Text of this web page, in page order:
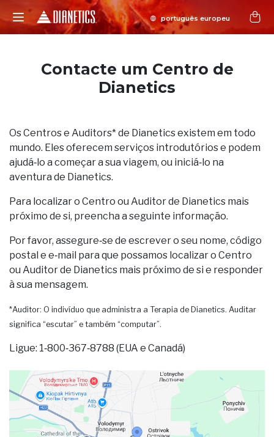
Contacte um Centro de
Dianetics
Os Centros e Auditors* de Dianetics existem em todo
mundo. Eles oferecem serviços introdutórios e podem
ajudá‑lo a começar a sua viagem, ou iniciá‑lo na
aventura de Dianetics.
Para localizar o Centro ou Auditor de Dianetics mais
próximo de si, preencha a seguinte informação.
Por favor, assegure‑se de escrever o seu nome, código
postal e e‑mail para que possamos localizar o Centro
ou Auditor de Dianetics mais próximo de si e responder
à sua mensagem.
*Auditor: O indivíduo que administra a Terapia de Dianetics. Auditar
significa “escutar” e também “computar”.
Ligue: 1‑800‑367‑8788 (EUA e Canadá)